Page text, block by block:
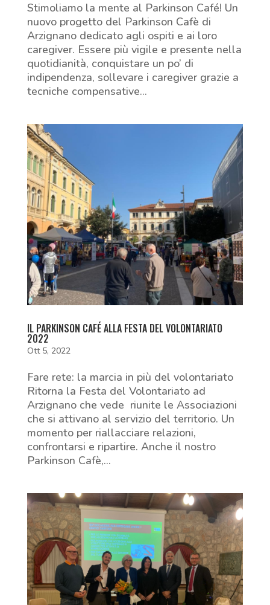
Stimoliamo la mente al Parkinson Café! Un
nuovo progetto del Parkinson Cafè di
Arzignano dedicato agli ospiti e ai loro
caregiver. Essere più vigile e presente nella
quotidianità, conquistare un po’ di
indipendenza, sollevare i caregiver grazie a
tecniche compensative...
IL PARKINSON CAFÉ ALLA FESTA DEL VOLONTARIATO
2022
Ott 5, 2022
Fare rete: la marcia in più del volontariato
Ritorna la Festa del Volontariato ad
Arzignano che vede riunite le Associazioni
che si attivano al servizio del territorio. Un
momento per riallacciare relazioni,
confrontarsi e ripartire. Anche il nostro
Parkinson Cafè,...